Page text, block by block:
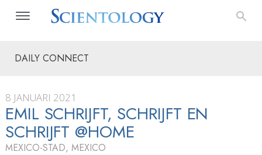
DAILY CONNECT
8 JANUARI 2021
EMIL SCHRIJFT, SCHRIJFT EN
SCHRIJFT @HOME
MEXICO-STAD, MEXICO